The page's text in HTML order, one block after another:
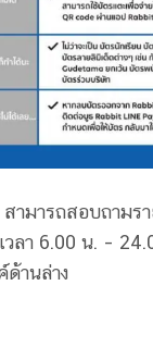
ามารถสอบถามร
วลา 6.00 น. –
ด้านล่าง